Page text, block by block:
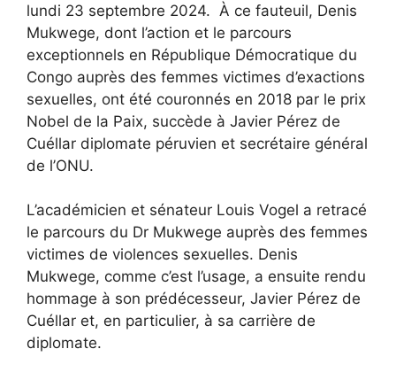
lundi 23 septembre 2024. À ce fauteuil, Denis
Mukwege, dont l’action et le parcours
exceptionnels en République Démocratique du
Congo auprès des femmes victimes d’exactions
sexuelles, ont été couronnés en 2018 par le prix
Nobel de la Paix, succède à Javier Pérez de
Cuéllar diplomate péruvien et secrétaire général
de l’ONU.
L’académicien et sénateur Louis Vogel a retracé
le parcours du Dr Mukwege auprès des femmes
victimes de violences sexuelles. Denis
Mukwege, comme c’est l’usage, a ensuite rendu
hommage à son prédécesseur, Javier Pérez de
Cuéllar et, en particulier, à sa carrière de
diplomate.